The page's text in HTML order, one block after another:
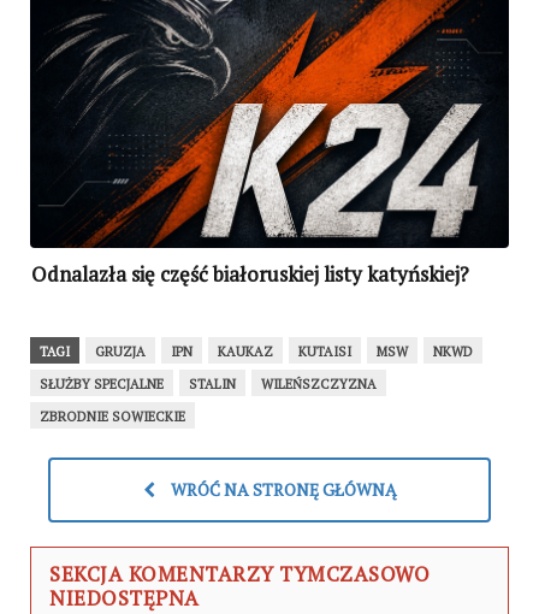
Odnalazła się część białoruskiej listy katyńskiej?
TAGI GRUZJA IPN KAUKAZ KUTAISI MSW
NKWD
SŁUŻBY SPECJALNE
STALIN
WILEŃSZCZYZNA
ZBRODNIE SOWIECKIE
WRÓĆ NA STRONĘ GŁÓWNĄ
SEKCJA KOMENTARZY TYMCZASOWO
NIEDOSTĘPNA